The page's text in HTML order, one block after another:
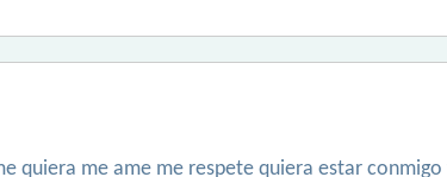
quiera me ame me respete quiera estar